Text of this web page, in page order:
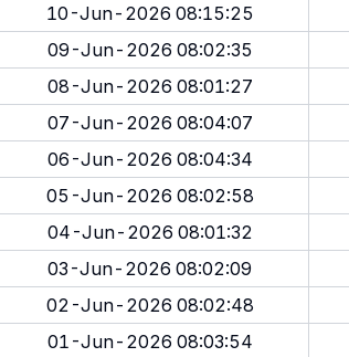
10-Jun-2026 08:15:25
09-Jun-2026 08:02:35
08-Jun-2026 08:01:27
07-Jun-2026 08:04:07
06-Jun-2026 08:04:34
05-Jun-2026 08:02:58
04-Jun-2026 08:01:32
03-Jun-2026 08:02:09
02-Jun-2026 08:02:48
01-Jun-2026 08:03:54